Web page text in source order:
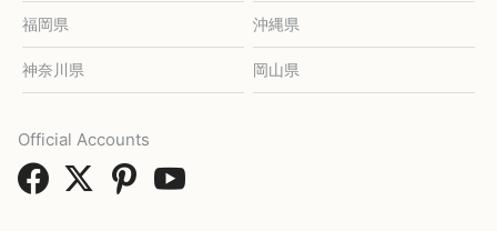
福岡県 沖縄県
神奈川県 岡山県
Official Accounts